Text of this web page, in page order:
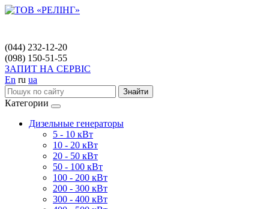
(044) 232-12-20
(098) 150-51-55
ЗАПИТ НА СЕРВІС
En ru ua
Знайти
Категории
Дизельные генераторы
5 - 10 кВт
10 - 20 кВт
20 - 50 кВт
50 - 100 кВт
100 - 200 кВт
200 - 300 кВт
300 - 400 кВт